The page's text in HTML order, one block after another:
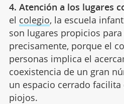
4. Atención a los lugares
el colegio, la escuela
son lugares propicios
precisamente, porque el
personas implica el
coexistencia de un gran
un espacio cerrado
piojos.